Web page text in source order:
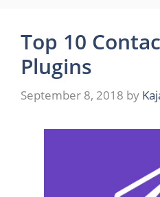
Top 10
Plugins
September 8, 2018 by